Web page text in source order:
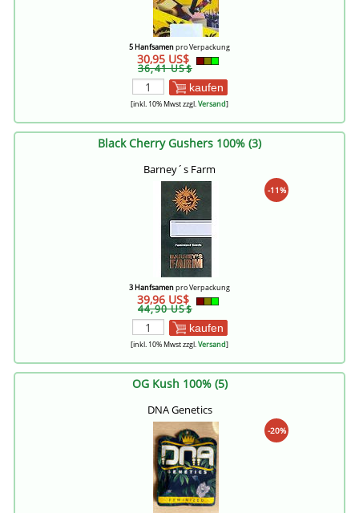
5 Hanfsamenpro Verpackung
30,95 US$
36,41 US$
kaufen
[inkl. 10% Mwst zzgl.Versand]
Black Cherry Gushers 100% (3)
Barney´s Farm
-11%
3 Hanfsamenpro Verpackung
39,96 US$
44,90 US$
kaufen
[inkl. 10% Mwst zzgl.Versand]
OG Kush 100% (5)
DNA Genetics
-20%